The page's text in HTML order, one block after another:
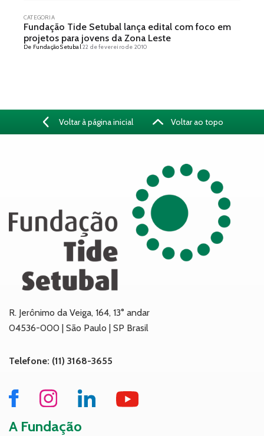
CATEGORIA
Fundação Tide Setubal lança edital com foco em
projetos para jovens da Zona Leste
De Fundação Setubal22 de fevereiro de 2010
Voltar à página inicial Voltar ao topo
R. Jerônimo da Veiga, 164, 13° andar
04536-000 | São Paulo | SP Brasil
Telefone: (11) 3168-3655
A Fundação